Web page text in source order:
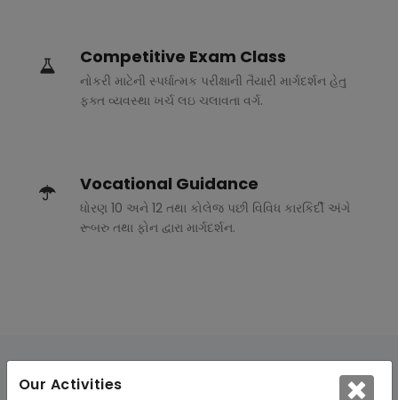
Our Activities
Competitive Exam Class
નોકરી માટેની સ્પર્ધાત્મક પરીક્ષાની તૈયારી માર્ગદર્શન હેતુ
ફક્ત વ્યવસ્થા ખર્ચ લઇ ચલાવતા વર્ગ.
Vocational Guidance
ધોરણ 10 અને 12 તથા કોલેજ પછી વિવિધ કારકિર્દી અંગે
રૂબરુ તથા ફોન દ્વારા માર્ગદર્શન.